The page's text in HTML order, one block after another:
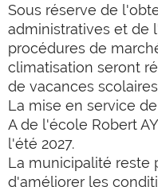
Sous réserve de
administratives et de
procédures de
climatisation seront
de vacances
La mise en service
A de l'école Robert
l'été 2027.
La municipalité reste
d'améliorer les